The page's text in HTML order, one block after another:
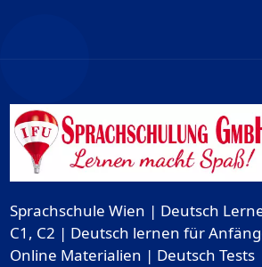
Sprachschule Wien | Deutsch
C1, C2 | Deutsch lernen für
Online Materialien | Deutsch Tests